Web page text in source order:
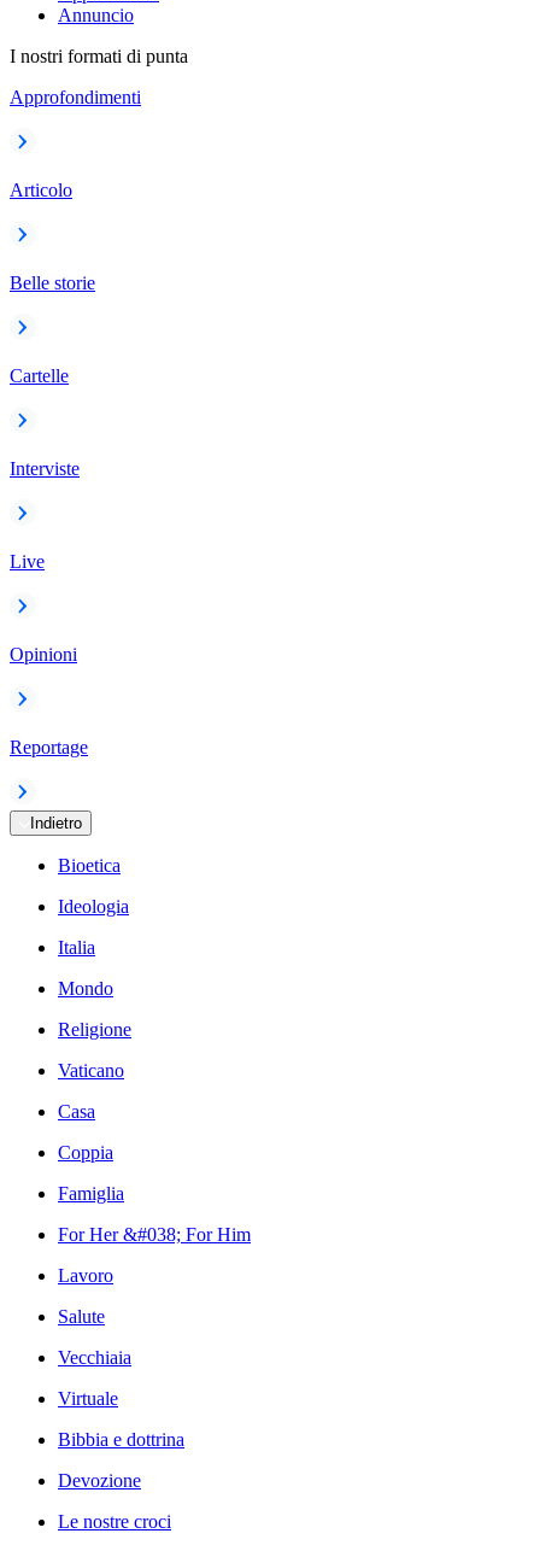
Annuncio
I nostri formati di punta
Approfondimenti
Articolo
Belle storie
Cartelle
Interviste
Live
Opinioni
Reportage
Indietro
Bioetica
Ideologia
Italia
Mondo
Religione
Vaticano
Casa
Coppia
Famiglia
For Her &#038; For Him
Lavoro
Salute
Vecchiaia
Virtuale
Bibbia e dottrina
Devozione
Le nostre croci